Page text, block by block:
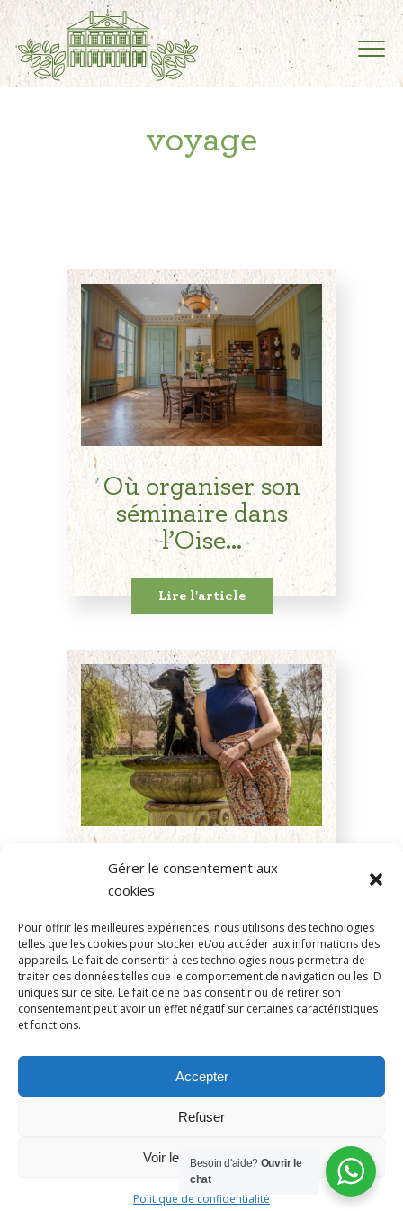
Gérer le consentement aux
cookies
Pour offrir les meilleures expériences, nous utilisons des technologies
telles que les cookies pour stocker et/ou accéder aux informations des
appareils. Le fait de consentir à ces technologies nous permettra de
traiter des données telles que le comportement de navigation ou les ID
uniques sur ce site. Le fait de ne pas consentir ou de retirer son
consentement peut avoir un effet négatif sur certaines caractéristiques
et fonctions.
Accepter
Refuser
Voir les préférences
Politique de confidentialité
voyage
Où organiser son
séminaire dans
l’Oise...
Lire l'article
Paula, de la famille
du Château...
Lire l'article
06.06.56.53.63
Politique de confidentialité
Besoin d'aide? Ouvrir le
chat